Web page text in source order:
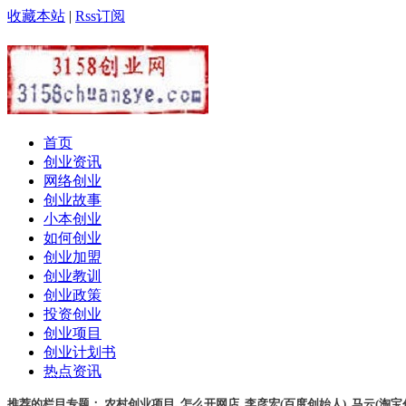
收藏本站 | Rss订阅
首页
创业资讯
网络创业
创业故事
小本创业
如何创业
创业加盟
创业教训
创业政策
投资创业
创业项目
创业计划书
热点资讯